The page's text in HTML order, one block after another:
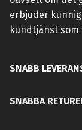
erbjuder
kundtjänst
SNABB
SNABBA